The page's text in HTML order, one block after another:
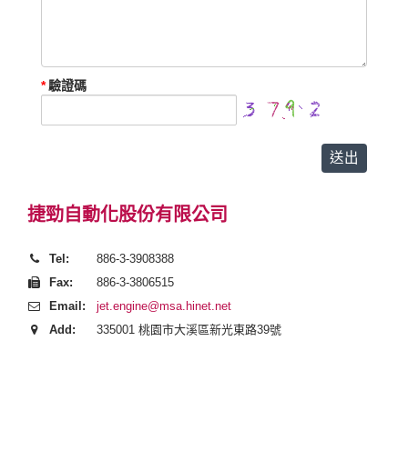
驗證碼
捷勁自動化股份有限公司
Tel:
886-3-3908388
Fax:
886-3-3806515
Email:
jet.engine@msa.hinet.net
Add:
335001 桃園市大溪區新光東路39號